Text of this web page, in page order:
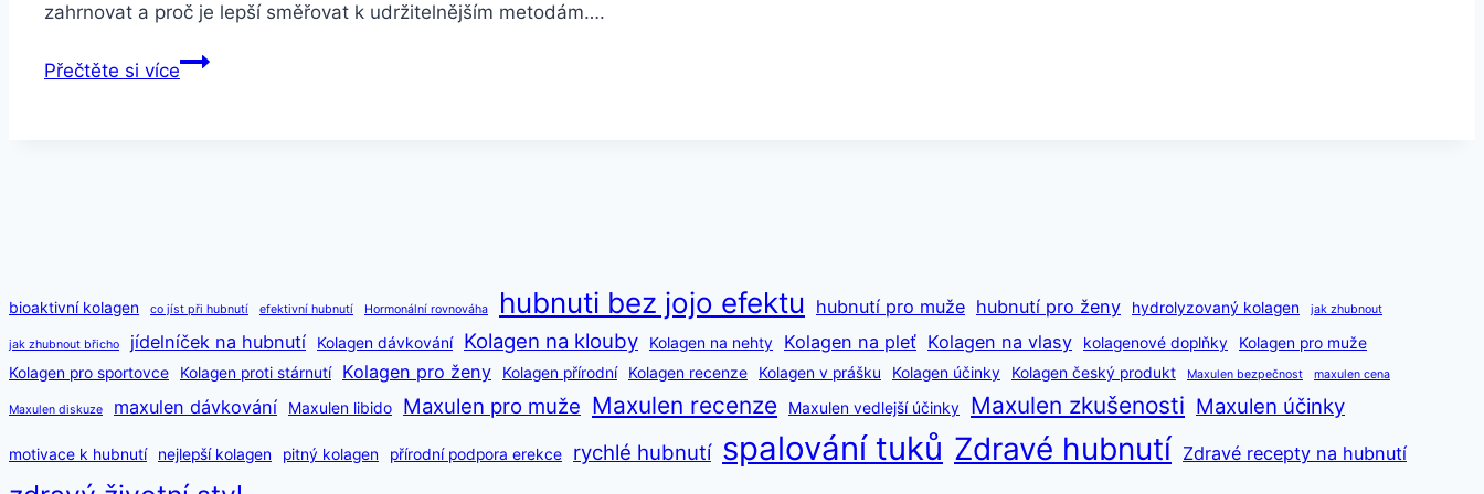
zahrnovat a proč je lepší směřovat k udržitelnějším metodám….
Přečtěte si víceJak
bioaktivní kolagen co jíst při hubnutí efektivní hubnutí Hormonální rovnováha hubnuti bez jojo efektu hubnutí pro muže hubnutí pro ženy hydrolyzovaný kolagen jak zhubnout
jak zhubnout břicho jídelníček na hubnutí Kolagen dávkování Kolagen na klouby Kolagen na nehty Kolagen na pleť Kolagen na vlasy kolagenové doplňky
Kolagen pro muže
Kolagen pro sportovce
Kolagen proti stárnutí Kolagen pro ženy Kolagen přírodní Kolagen recenze Kolagen v prášku Kolagen účinky Kolagen český produkt Maxulen bezpečnost maxulen cena
Maxulen diskuze maxulen dávkování Maxulen libido Maxulen pro muže Maxulen recenze Maxulen vedlejší účinky Maxulen zkušenosti Maxulen účinky
motivace k hubnutí nejlepší kolagen pitný kolagen přírodní podpora erekce rychlé hubnutí spalování tuků Zdravé hubnutí Zdravé recepty na hubnutí